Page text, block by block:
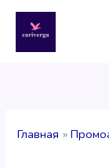
содержимому
Главная